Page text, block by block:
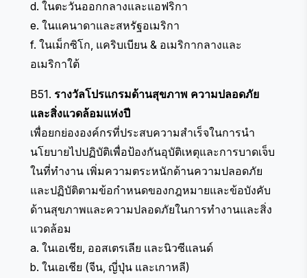
d. ในตะวันออกกลางและแอฟริกา
e. ในแคนาดาและสหรัฐอเมริกา
f. ในเม็กซิโก, แคริบเบียน & อเมริกากลางและ
อเมริกาใต้
B51. รางวัลโปรแกรมด้านสุขภาพ ความปลอดภัย
และสิ่งแวดล้อมแห่งปี
เพื่อยกย่ององค์กรที่ประสบความสำเร็จในการนำ
นโยบายไปปฏิบัติเพื่อป้องกันอุบัติเหตุและการบาดเจ็บ
ในที่ทำงาน เพิ่มความตระหนักด้านความปลอดภัย
และปฏิบัติตามข้อกำหนดของกฎหมายและข้อบังคับ
ด้านสุขภาพและความปลอดภัยในการทำงานและสิ่ง
แวดล้อม
a. ในเอเชีย, ออสเตรเลีย และนิวซีแลนด์
b. ในเอเชีย (จีน, ญี่ปุ่น และเกาหลี)